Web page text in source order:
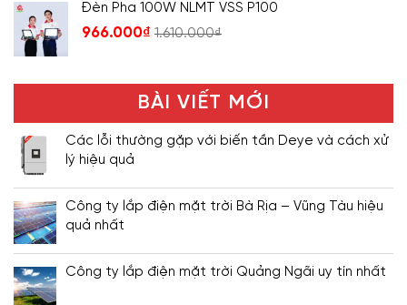
Đèn Pha 100W NLMT VSS P100
966.000₫ 1.610.000₫
BÀI VIẾT MỚI
Các lỗi thường gặp với biến tần Deye và cách xử
lý hiệu quả
Công ty lắp điện mặt trời Bà Rịa – Vũng Tàu hiệu
quả nhất
Công ty lắp điện mặt trời Quảng Ngãi uy tín nhất